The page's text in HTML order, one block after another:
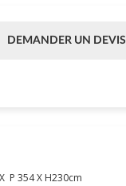
DEMANDER UN DEVIS
P 354 X H230cm